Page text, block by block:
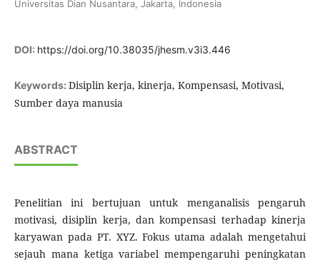
Universitas Dian Nusantara, Jakarta, Indonesia
DOI: https://doi.org/10.38035/jhesm.v3i3.446
Keywords: Disiplin kerja, kinerja, Kompensasi, Motivasi,
Sumber daya manusia
ABSTRACT
Penelitian ini bertujuan untuk menganalisis pengaruh
motivasi, disiplin kerja, dan kompensasi terhadap kinerja
karyawan pada PT. XYZ. Fokus utama adalah mengetahui
sejauh mana ketiga variabel mempengaruhi peningkatan